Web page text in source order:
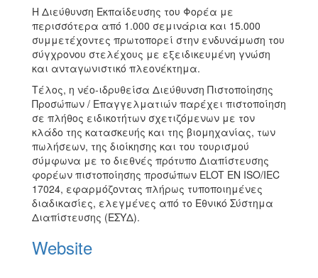
Η Διεύθυνση Εκπαίδευσης του Φορέα με
περισσότερα από 1.000 σεμινάρια και 15.000
συμμετέχοντες πρωτοπορεί στην ενδυνάμωση του
σύγχρονου στελέχους με εξειδικευμένη γνώση
και ανταγωνιστικό πλεονέκτημα.
Τέλος, η νέο-ιδρυθείσα Διεύθυνση Πιστοποίησης
Προσώπων / Επαγγελματιών παρέχει πιστοποίηση
σε πλήθος ειδικοτήτων σχετιζόμενων με τον
κλάδο της κατασκευής και της βιομηχανίας, των
πωλήσεων, της διοίκησης και του τουρισμού
σύμφωνα με το διεθνές πρότυπο Διαπίστευσης
φορέων πιστοποίησης προσώπων ELOT EN ISO/IEC
17024, εφαρμόζοντας πλήρως τυποποιημένες
διαδικασίες, ελεγμένες από το Εθνικό Σύστημα
Διαπίστευσης (ΕΣΥΔ).
Website